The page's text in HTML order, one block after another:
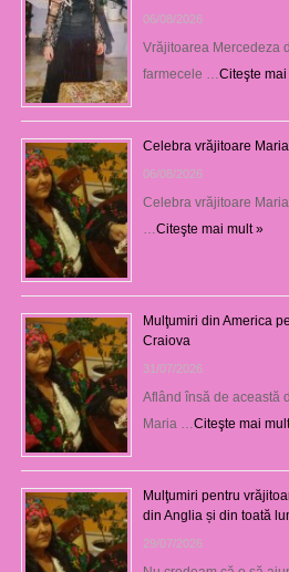
06/08/2026
Vrăjitoarea Mercedeza
farmecele … Citeşte
Celebra vrăjitoare
06/08/2026
Celebra vrăjitoare
Citeşte mai mult »
Mulţumiri din America
Craiova
31/07/2026
Aflând însă de această
Maria … Citeşte mai
Mulţumiri pentru
din Anglia și din toată
29/07/2026